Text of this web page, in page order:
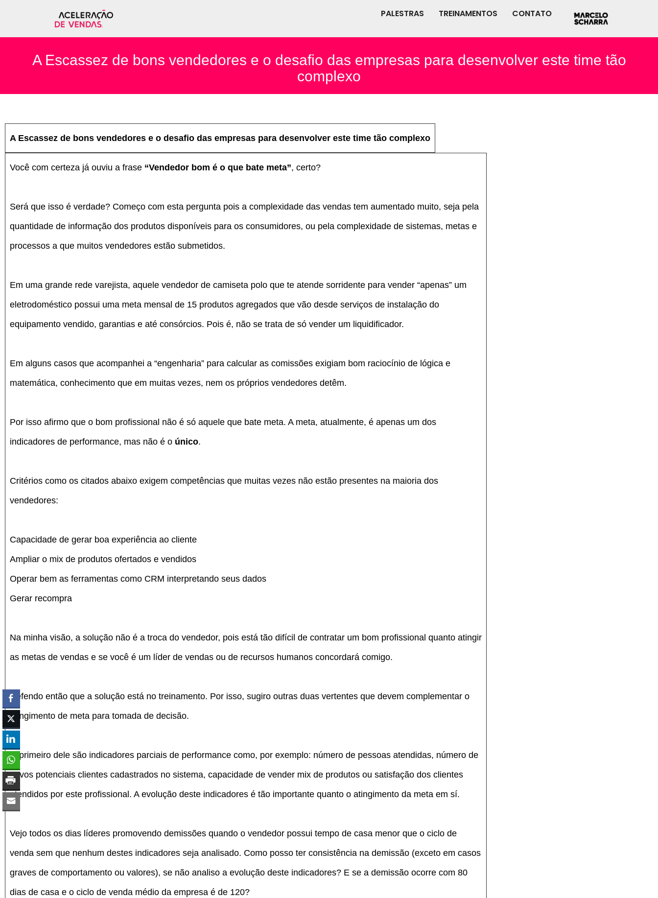
PALESTRAS TREINAMENTOS CONTATO
A Escassez de bons vendedores e o desafio das empresas para desenvolver este time tão
complexo
A Escassez de bons vendedores e o desafio das empresas para desenvolver este time tão complexo
Você com certeza já ouviu a frase “Vendedor bom é o que bate meta”, certo?
Será que isso é verdade? Começo com esta pergunta pois a complexidade das vendas tem aumentado muito, seja pela
quantidade de informação dos produtos disponíveis para os consumidores, ou pela complexidade de sistemas, metas e
processos a que muitos vendedores estão submetidos.
Em uma grande rede varejista, aquele vendedor de camiseta polo que te atende sorridente para vender “apenas” um
eletrodoméstico possui uma meta mensal de 15 produtos agregados que vão desde serviços de instalação do
equipamento vendido, garantias e até consórcios. Pois é, não se trata de só vender um liquidificador.
Em alguns casos que acompanhei a “engenharia” para calcular as comissões exigiam bom raciocínio de lógica e
matemática, conhecimento que em muitas vezes, nem os próprios vendedores detêm.
Por isso afirmo que o bom profissional não é só aquele que bate meta. A meta, atualmente, é apenas um dos
indicadores de performance, mas não é o único.
Critérios como os citados abaixo exigem competências que muitas vezes não estão presentes na maioria dos
vendedores:
Capacidade de gerar boa experiência ao cliente
Ampliar o mix de produtos ofertados e vendidos
Operar bem as ferramentas como CRM interpretando seus dados
Gerar recompra
Na minha visão, a solução não é a troca do vendedor, pois está tão difícil de contratar um bom profissional quanto atingir
as metas de vendas e se você é um líder de vendas ou de recursos humanos concordará comigo.
Defendo então que a solução está no treinamento. Por isso, sugiro outras duas vertentes que devem complementar o
atingimento de meta para tomada de decisão.
O primeiro dele são indicadores parciais de performance como, por exemplo: número de pessoas atendidas, número de
novos potenciais clientes cadastrados no sistema, capacidade de vender mix de produtos ou satisfação dos clientes
atendidos por este profissional. A evolução deste indicadores é tão importante quanto o atingimento da meta em sí.
Vejo todos os dias líderes promovendo demissões quando o vendedor possui tempo de casa menor que o ciclo de
venda sem que nenhum destes indicadores seja analisado. Como posso ter consistência na demissão (exceto em casos
graves de comportamento ou valores), se não analiso a evolução deste indicadores? E se a demissão ocorre com 80
dias de casa e o ciclo de venda médio da empresa é de 120?